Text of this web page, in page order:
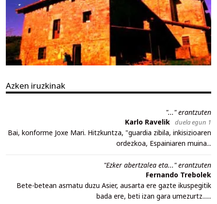
Azken iruzkinak
"..." erantzuten
Karlo Ravelik duela egun 1
Bai, konforme Joxe Mari. Hitzkuntza, "guardia zibila, inkisizioaren
ordezkoa, Espainiaren muina...
"Ezker abertzalea eta..." erantzuten
Fernando Trebolek
Bete-betean asmatu duzu Asier, ausarta ere gazte ikuspegitik
bada ere, beti izan gara umezurtz......